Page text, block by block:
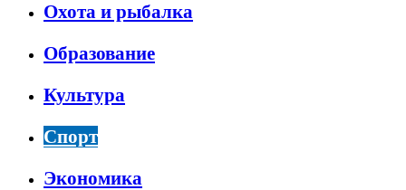
Охота и рыбалка
Образование
Культура
Спорт
Экономика